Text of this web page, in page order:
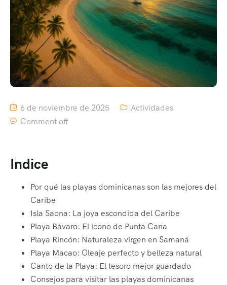
6 de noviembre de 2025
Actividades
Comment off
Indice
Por qué las playas dominicanas son las mejores del
Caribe
Isla Saona: La joya escondida del Caribe
Playa Bávaro: El icono de Punta Cana
Playa Rincón: Naturaleza virgen en Samaná
Playa Macao: Oleaje perfecto y belleza natural
Canto de la Playa: El tesoro mejor guardado
Consejos para visitar las playas dominicanas